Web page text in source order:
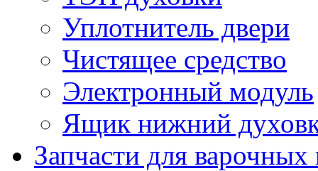
Уплотнитель двери
Чистящее средство
Электронный модуль
Ящик нижний
Запчасти для варочных